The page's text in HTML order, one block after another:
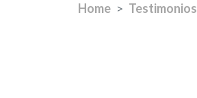
Home
Testimonios